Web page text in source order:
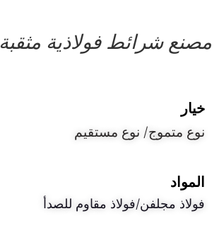
مصنع شرائط فولاذية مثقبة
خيار
نوع متموج/ نوع مستقيم
المواد
فولاذ مجلفن/فولاذ مقاوم للصدأ